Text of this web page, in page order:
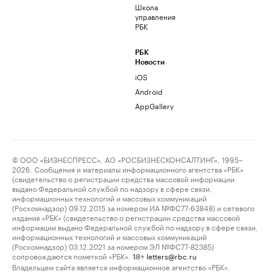
Школа
управления
РБК
РБК
Новости
iOS
Android
AppGallery
© ООО «БИЗНЕСПРЕСС», АО «РОСБИЗНЕСКОНСАЛТИНГ», 1995–
2026. Сообщения и материалы информационного агентства «РБК»
(свидетельство о регистрации средства массовой информации
выдано Федеральной службой по надзору в сфере связи,
информационных технологий и массовых коммуникаций
(Роскомнадзор) 09.12.2015 за номером ИА №ФС77-63848) и сетевого
издания «РБК» (свидетельство о регистрации средства массовой
информации выдано Федеральной службой по надзору в сфере связи,
информационных технологий и массовых коммуникаций
(Роскомнадзор) 03.12.2021 за номером ЭЛ №ФС77-82385)
сопровождаются пометкой «РБК».
18+ letters@rbc.ru
Владельцем сайта является информационное агентство «РБК».